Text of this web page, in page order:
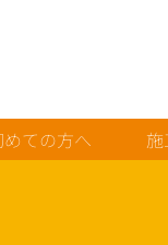
ての方へ 施